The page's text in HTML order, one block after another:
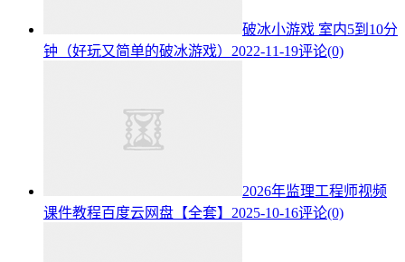
破冰小游戏 室内5到10分
钟（好玩又简单的破冰游戏） 2022-11-19评论(0)
2026年监理工程师视频
课件教程百度云网盘【全套】 2025-10-16评论(0)